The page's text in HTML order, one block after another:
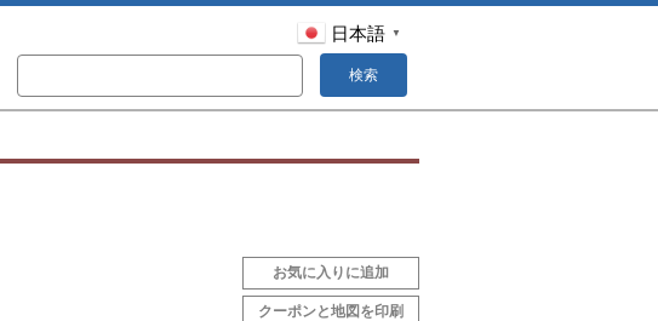
日本語 ▼
検索
お気に入りに追加
クーポンと地図を印刷